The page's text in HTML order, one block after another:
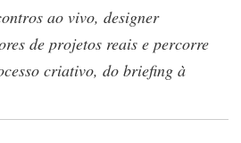
ao vivo, designer
de projetos reais e percorre
criativo, do briefing à